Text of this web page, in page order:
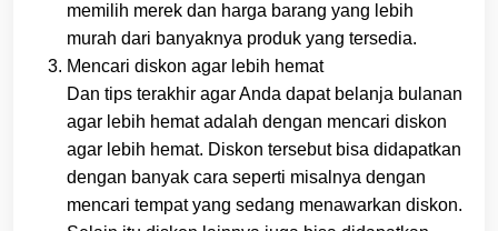
memilih merek dan harga barang yang lebih
murah dari banyaknya produk yang tersedia.
Mencari diskon agar lebih hemat
Dan tips terakhir agar Anda dapat belanja bulanan
agar lebih hemat adalah dengan mencari diskon
agar lebih hemat. Diskon tersebut bisa didapatkan
dengan banyak cara seperti misalnya dengan
mencari tempat yang sedang menawarkan diskon.